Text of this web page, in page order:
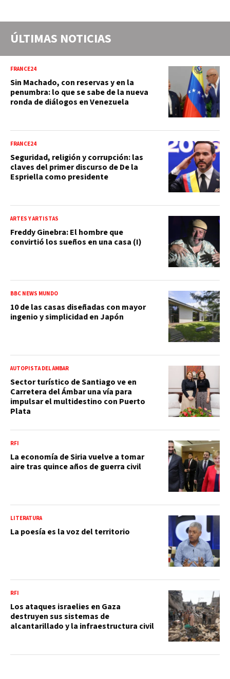
ÚLTIMAS NOTICIAS
FRANCE24
Sin Machado, con reservas y en la
penumbra: lo que se sabe de la nueva
ronda de diálogos en Venezuela
FRANCE24
Seguridad, religión y corrupción: las
claves del primer discurso de De la
Espriella como presidente
ARTES Y ARTISTAS
Freddy Ginebra: El hombre que
convirtió los sueños en una casa (I)
BBC NEWS MUNDO
10 de las casas diseñadas con mayor
ingenio y simplicidad en Japón
AUTOPISTA DEL ÁMBAR
Sector turístico de Santiago ve en
Carretera del Ámbar una vía para
impulsar el multidestino con Puerto
Plata
RFI
La economía de Siria vuelve a tomar
aire tras quince años de guerra civil
LITERATURA
La poesía es la voz del territorio
RFI
Los ataques israelies en Gaza
destruyen sus sistemas de
alcantarillado y la infraestructura civil